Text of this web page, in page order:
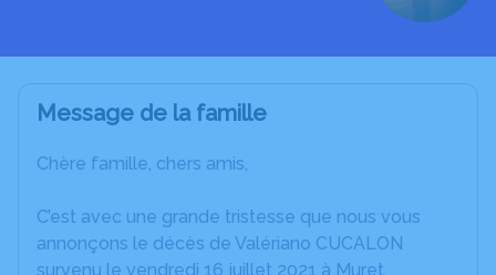
Message de la famille
Chère famille, chers amis,
C’est avec une grande tristesse que nous vous
annonçons le décès de Valériano CUCALON
survenu le vendredi 16 juillet 2021 à Muret.